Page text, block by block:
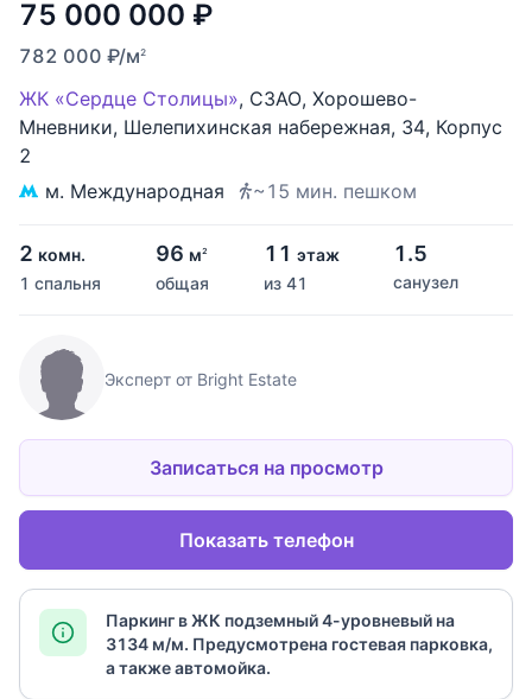
75 000 000 ₽
782 000 ₽/м2
ЖК «Сердце Столицы», СЗАО, Хорошево-
Мневники, Шелепихинская набережная, 34, Корпус
2
м. Международная
~15 мин. пешком
2 комн.
1 спальня
96 м2
общая
11 этаж
из 41
1.5
санузел
Эксперт от Bright Estate
Записаться на просмотр
Показать телефон
Паркинг в ЖК подземный 4-уровневый на
3134 м/м. Предусмотрена гостевая парковка,
а также автомойка.